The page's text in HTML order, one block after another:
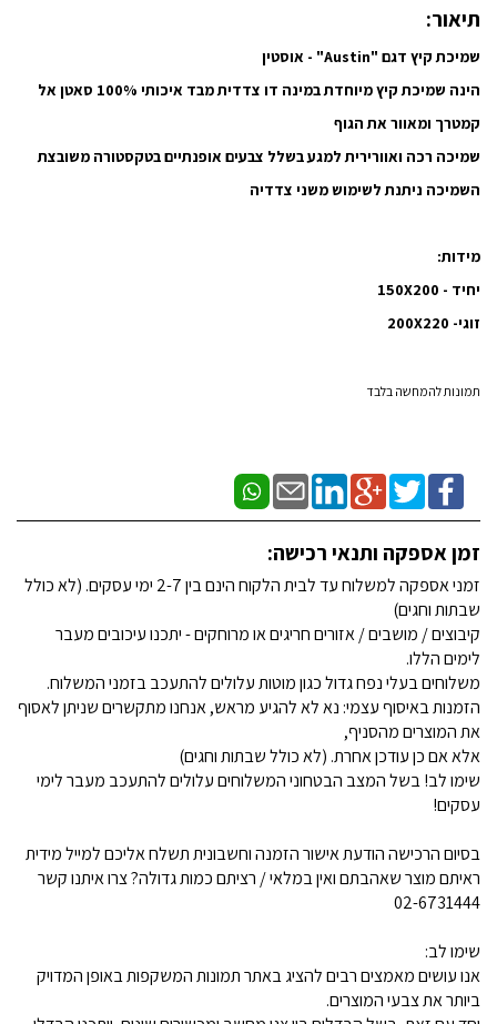
תיאור:
שמיכת קיץ דגם "Austin" - אוסטין
הינה שמיכת קיץ מיוחדת במינה דו צדדית מבד איכותי 100% סאטן אל
קמטרך ומאוור את הגוף
שמיכה רכה ואוורירית למגע בשלל צבעים אופנתיים בטקסטורה משובצת
השמיכה ניתנת לשימוש משני צדדיה
מידות:
יחיד - 150X200
זוגי- 200X220
תמונות להמחשה בלבד
זמן אספקה ותנאי רכישה:
זמני אספקה למשלוח עד לבית הלקוח הינם בין 2-7 ימי עסקים. (לא כולל
שבתות וחגים)
קיבוצים / מושבים / אזורים חריגים או מרוחקים - יתכנו עיכובים מעבר
לימים הללו.
משלוחים בעלי נפח גדול כגון מוטות עלולים להתעכב בזמני המשלוח.
הזמנות באיסוף עצמי: נא לא להגיע מראש, אנחנו מתקשרים שניתן לאסוף
את המוצרים מהסניף,
אלא אם כן עודכן אחרת. (לא כולל שבתות וחגים)
שימו לב! בשל המצב הבטחוני המשלוחים עלולים להתעכב מעבר לימי
עסקים!
בסיום הרכישה הודעת אישור הזמנה וחשבונית תשלח אליכם למייל מידית
ראיתם מוצר שאהבתם ואין במלאי / רציתם כמות גדולה? צרו איתנו קשר
02-6731444
שימו לב:
אנו עושים מאמצים רבים להציג באתר תמונות המשקפות באופן המדויק
ביותר את צבעי המוצרים.